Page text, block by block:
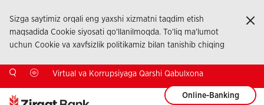
Sizga saytimiz orqali eng yaxshi xizmatni taqdim etish
maqsadida Cookie siyosati qo'llanilmoqda. To'liq ma'lumot
uchun Cookie va xavfsizlik politikamiz bilan tanishib chiqing
Virtual va Korrupsiyaga Qarshi Qabulxona
Online-Banking